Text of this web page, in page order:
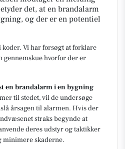
det, at en brandalarm
og der er en potentiel
Vi har forsøgt at forklare
gennemskue hvorfor der er
en brandalarm i en bygning
til stedet, vil de undersøge
årsagen til alarmen. Hvis der
straks begynde at
deres udstyr og taktikker
minimere skaderne.